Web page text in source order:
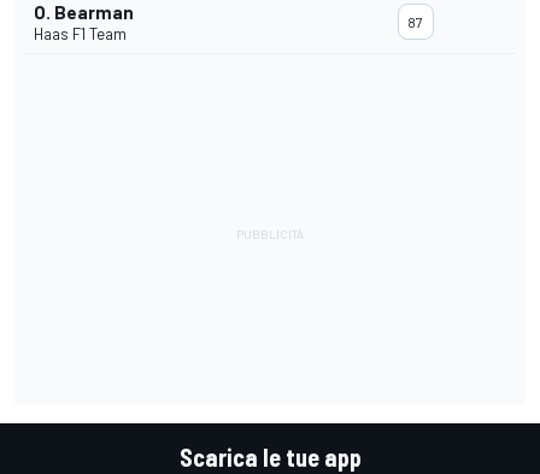
O. Bearman
Haas F1 Team
87
Scarica le tue app